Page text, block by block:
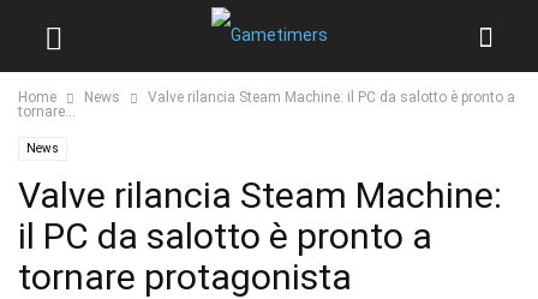
Home News
Valve rilancia Steam Machine: il PC da salotto è pronto a
tornare...
News
Valve rilancia Steam Machine:
il PC da salotto è pronto a
tornare protagonista